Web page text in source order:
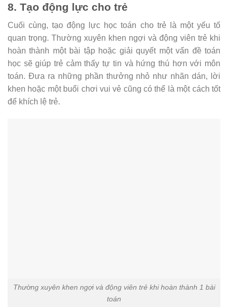
8. Tạo động lực cho trẻ
Cuối cùng, tạo động lực học toán cho trẻ là một yếu tố
quan trọng. Thường xuyên khen ngợi và động viên trẻ khi
hoàn thành một bài tập hoặc giải quyết một vấn đề toán
học sẽ giúp trẻ cảm thấy tự tin và hứng thú hơn với môn
toán. Đưa ra những phần thưởng nhỏ như nhãn dán, lời
khen hoặc một buổi chơi vui vẻ cũng có thể là một cách tốt
để khích lệ trẻ.
Thường xuyên khen ngợi và động viên trẻ khi hoàn thành 1 bài
toán